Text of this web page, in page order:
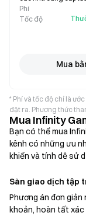
Phí
Tốc độ
Mua
* Phí và tốc độ chỉ là
đặt ra. Phương thức
Mua Infinity
Bạn có thể mua
kênh có những ưu
khiển và tính dễ sử
Sàn giao dịch tập
Phương án đơn
khoản, hoàn tất